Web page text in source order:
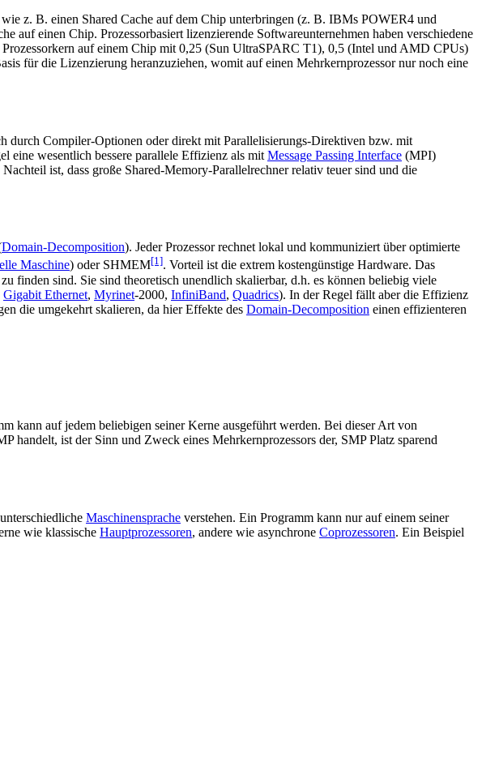
z. B. einen Shared Cache auf dem Chip unterbringen (z. B. IBMs POWER4 und
einen Chip. Prozessorbasiert lizenzierende Softwareunternehmen haben verschiedene
auf einem Chip mit 0,25 (Sun UltraSPARC T1), 0,5 (Intel und AMD CPUs)
für die Lizenzierung heranzuziehen, womit auf einen Mehrkernprozessor nur noch eine
durch Compiler-Optionen oder direkt mit Parallelisierungs-Direktiven bzw. mit
eine wesentlich bessere parallele Effizienz als mit Message Passing Interface (MPI)
ist, dass große Shared-Memory-Parallelrechner relativ teuer sind und die
Domain-Decomposition). Jeder Prozessor rechnet lokal und kommuniziert über optimierte
Maschine) oder SHMEM[1]. Vorteil ist die extrem kostengünstige Hardware. Das
finden sind. Sie sind theoretisch unendlich skalierbar, d.h. es können beliebig viele
Gigabit Ethernet, Myrinet-2000, InfiniBand, Quadrics). In der Regel fällt aber die Effizienz
die umgekehrt skalieren, da hier Effekte des Domain-Decomposition einen effizienteren
kann auf jedem beliebigen seiner Kerne ausgeführt werden. Bei dieser Art von
handelt, ist der Sinn und Zweck eines Mehrkernprozessors der, SMP Platz sparend
Maschinensprache verstehen. Ein Programm kann nur auf einem seiner
wie klassische Hauptprozessoren, andere wie asynchrone Coprozessoren. Ein Beispiel